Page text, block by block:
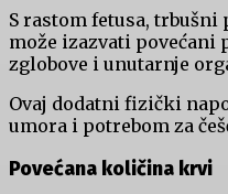
S rastom fetusa, trbušni
može izazvati
zglobove i unutarnje
Ovaj dodatni fizički
umora i potrebom za
Povećana količina krvi